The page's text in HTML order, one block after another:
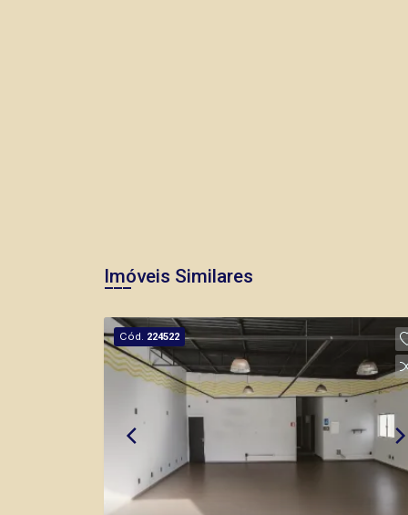
Imóveis Similares
Cód. 224522